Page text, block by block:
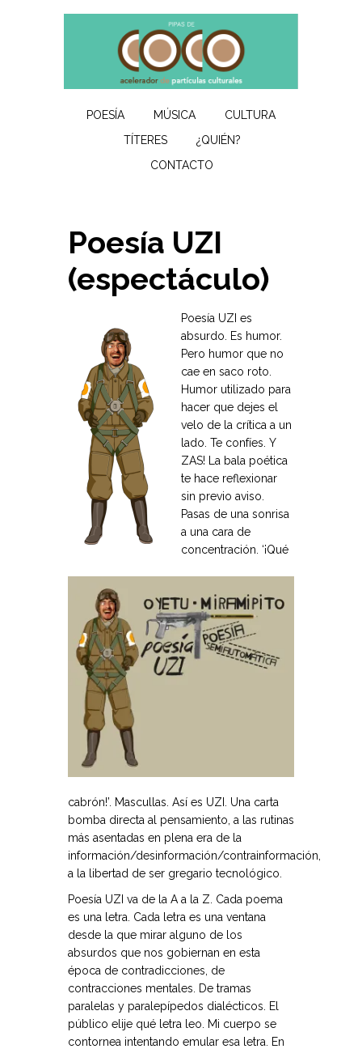
POESÍA MÚSICA
CULTURA
TÍTERES
¿QUIÉN?
CONTACTO
Poesía UZI
(espectáculo)
Poesía UZI es
absurdo. Es humor.
Pero humor que no
cae en saco roto.
Humor utilizado para
hacer que dejes el
velo de la crítica a un
lado. Te confíes. Y
ZAS! La bala poética
te hace reflexionar
sin previo aviso.
Pasas de una sonrisa
a una cara de
concentración. ‘¡Qué
cabrón!’. Mascullas. Así es UZI. Una carta
bomba directa al pensamiento, a las rutinas
más asentadas en plena era de la
información/desinformación/contrainformación,
a la libertad de ser gregario tecnológico.
Poesía UZI va de la A a la Z. Cada poema
es una letra. Cada letra es una ventana
desde la que mirar alguno de los
absurdos que nos gobiernan en esta
época de contradicciones, de
contracciones mentales. De tramas
paralelas y paralepípedos dialécticos. El
público elije qué letra leo. Mi cuerpo se
contornea intentando emular esa letra. En